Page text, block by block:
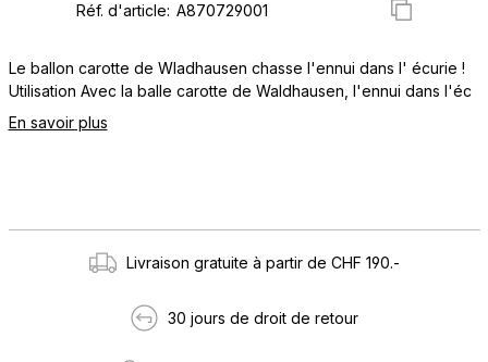
Réf. d'article:
Le ballon carotte de Wladhausen chasse l'ennui dans l' écurie !
Utilisation Avec la balle carotte de Waldhausen, l'ennui dans l'éc
En savoir plus
Livraison gratuite à partir de CHF 190.-
30 jours de droit de retour